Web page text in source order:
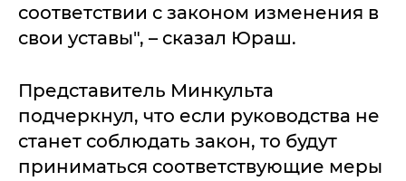
соответствии с законом изменения в
свои уставы", – сказал Юраш.
Представитель Минкульта
подчеркнул, что если руководства не
станет соблюдать закон, то будут
приниматься соответствующие меры